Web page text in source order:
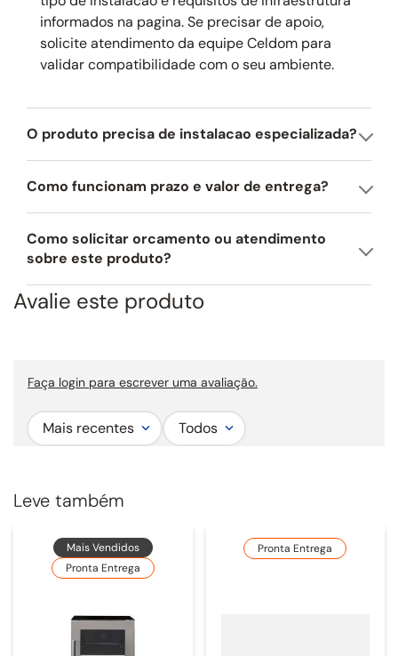
informados na pagina. Se precisar de apoio,
solicite atendimento da equipe Celdom para
validar compatibilidade com o seu ambiente.
O produto precisa de instalacao especializada?
Como funcionam prazo e valor de entrega?
Como solicitar orcamento ou atendimento
sobre este produto?
Avalie este produto
Faça login para escrever uma avaliação.
Mais recentes Todos
Leve também
Mais Vendidos
Pronta Entrega
Pronta Entrega